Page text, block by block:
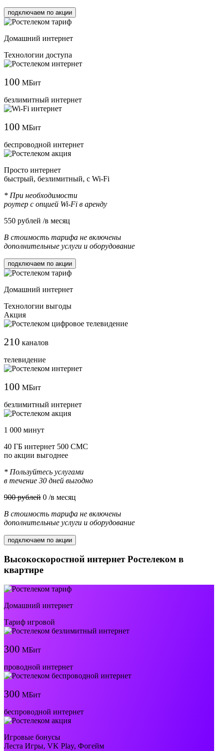
подключаем по акции
Домашний интернет
Технологии доступа
100 МБит
безлимитный интернет
100 МБит
беспроводной интернет
Просто интернет
быстрый, безлимитный, с Wi-Fi
* При необходимости
роутер с опцией Wi-Fi в аренду
550 рублей /в месяц
В стоимость тарифа не включены
дополнительные услуги и оборудование
подключаем по акции
Домашний интернет
Технологии выгоды
Акция
210 каналов
телевидение
100 МБит
безлимитный интернет
1 000 минут
40 ГБ интернет 500 СМС
по акции выгоднее
* Пользуйтесь услугами
в течение 30 дней выгодно
900 рублей 0 /в месяц
В стоимость тарифа не включены
дополнительные услуги и оборудование
подключаем по акции
Высокоскоростной интернет Ростелеком в
квартире
Домашний интернет
Тариф игровой
300 МБит
проводной интернет
300 МБит
беспроводной интернет
Игровые бонусы
Леста Игры, VK Play, Фогейм